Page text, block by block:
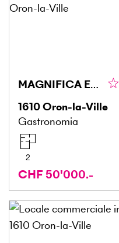
MAGNIFICA ENOTECA NELLA CANTINA A VOLTA
1610Oron-la-Ville
Gastronomia
2
CHF 50'000.-